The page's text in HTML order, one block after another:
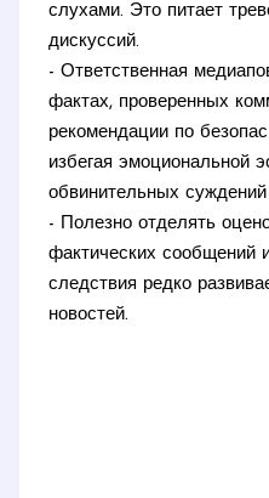
слухами. Это питает
дискуссий.
- Ответственная
фактах, проверенных
рекомендации по
избегая эмоциональной
обвинительных суждений
- Полезно отделять
фактических сообщений
следствия редко
новостей.